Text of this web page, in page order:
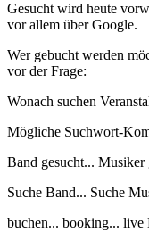
Gesucht wird heute
vor allem über Google.
Wer gebucht werden
vor der Frage:
Wonach suchen
Mögliche Suchwort-
Band gesucht... Musiker
Suche Band... Suche
buchen... booking... live